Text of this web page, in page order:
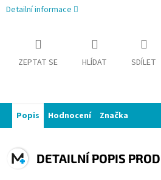
Detailní informace
ZEPTAT SE HLÍDAT SDÍLET
Popis Hodnocení Značka
DETAILNÍ POPIS